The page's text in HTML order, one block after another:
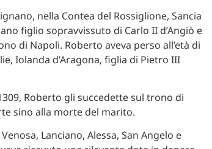
nella Contea del Rossiglione, Sancia
figlio sopravvissuto di Carlo II d’Angiò e
di Napoli. Roberto aveva perso all’età di
Iolanda d’Aragona, figlia di Pietro III
Roberto gli succedette sul trono di
sino alla morte del marito.
Lanciano, Alessa, San Angelo e